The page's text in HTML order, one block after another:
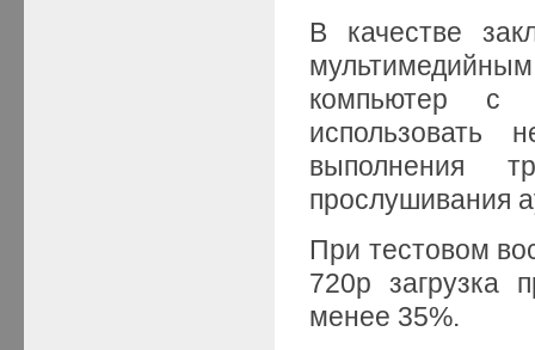
В качестве
компьютер с
выполнения
прослушивания
При тестовом
720p загрузка
менее 35%.